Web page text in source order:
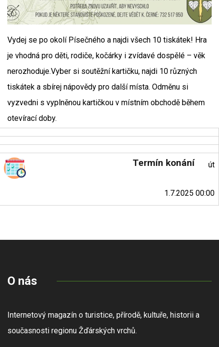
Vydej se po okolí Písečného a najdi všech 10 tiskátek! Hra
je vhodná pro děti, rodiče, kočárky i zvídavé dospělé – věk
nerozhoduje.Vyber si soutěžní kartičku, najdi 10 různých
tiskátek a sbírej nápovědy pro další místa. Odměnu si
vyzvedni s vyplněnou kartičkou v místním obchodě během
otevírací doby.
Termín konání út
1.7.2025 00:00
O nás
Internetový magazín o turistice, přírodě, kultuře, historii a
současnosti regionu Žďárských vrchů.